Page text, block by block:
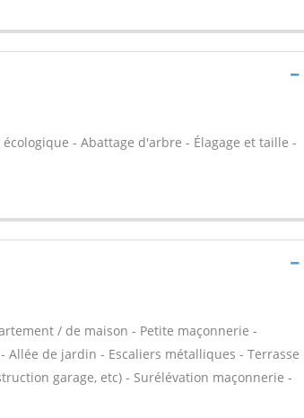
- Abattage d'arbre - Élagage et taille -
/ de maison - Petite maçonnerie -
Allée de jardin - Escaliers métalliques - Terrasse
garage, etc) - Surélévation maçonnerie -